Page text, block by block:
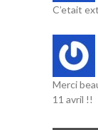
C’etait
Merci
11 avril !!